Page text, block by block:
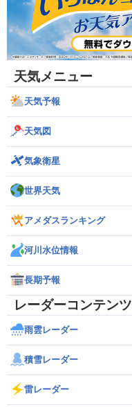
天気メニュー
天気予報
天気図
気象衛星
世界天気
アメダスランキング
河川水位情報
長期予報
レーダーコンテンツ
雨雲レーダー
積雪レーダー
雷レーダー